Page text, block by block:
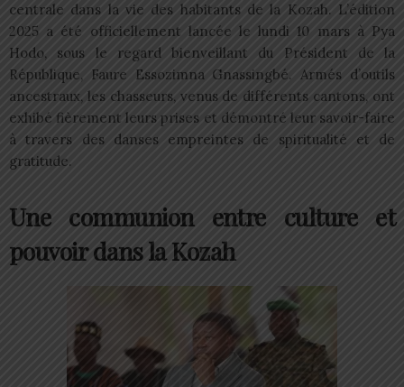
centrale dans la vie des habitants de la Kozah. L’édition
2025 a été officiellement lancée le lundi 10 mars à Pya
Hodo, sous le regard bienveillant du Président de la
République, Faure Essozimna Gnassingbé. Armés d’outils
ancestraux, les chasseurs, venus de différents cantons, ont
exhibé fièrement leurs prises et démontré leur savoir-faire
à travers des danses empreintes de spiritualité et de
gratitude.
Une communion entre culture et
pouvoir dans la Kozah